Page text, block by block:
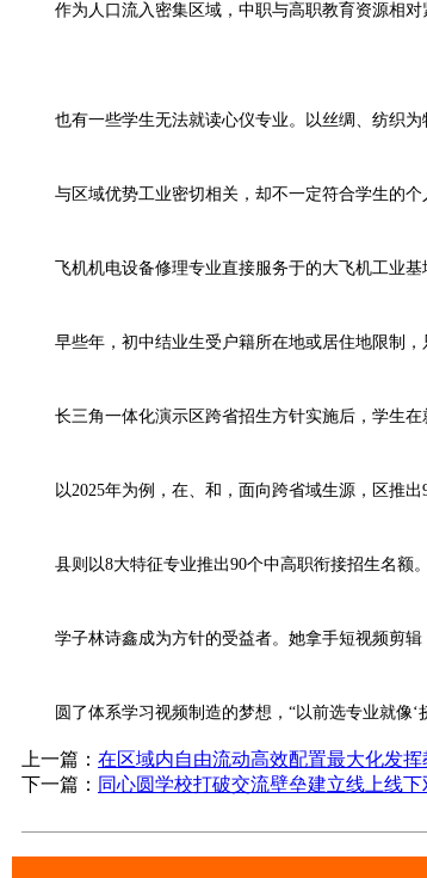
作为人口流入密集区域，中职与高职教育资源相对
也有一些学生无法就读心仪专业。以丝绸、纺织为
与区域优势工业密切相关，却不一定符合学生的个
飞机机电设备修理专业直接服务于的大飞机工业基
早些年，初中结业生受户籍所在地或居住地限制，
长三角一体化演示区跨省招生方针实施后，学生在
以2025年为例，在、和，面向跨省域生源，区推出9
县则以8大特征专业推出90个中高职衔接招生名额
学子林诗鑫成为方针的受益者。她拿手短视频剪辑
圆了体系学习视频制造的梦想，“以前选专业就像‘
上一篇： 在区域内自由流动高效配置最大化发
下一篇： 同心圆学校打破交流壁垒建立线上线